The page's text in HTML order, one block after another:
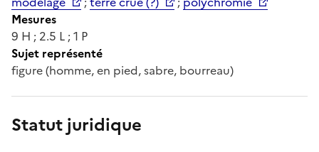
Mesures
9 H ; 2.5 L ; 1 P
Sujet représenté
figure (homme, en pied, sabre, bourreau)
Statut juridique